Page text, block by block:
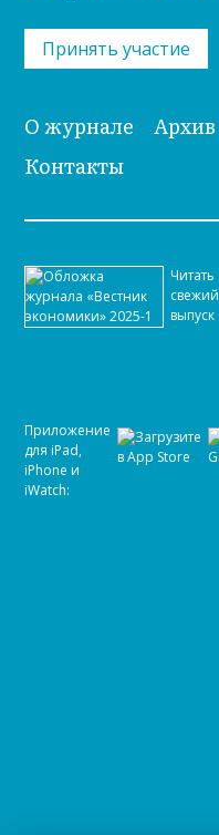
Принять участие
О журнале Архив
Контакты
Читать
свежий
выпуск
Приложение
для iPad,
iPhone и
iWatch: